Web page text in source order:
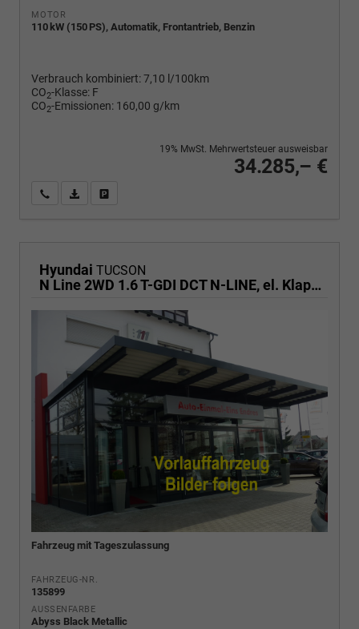
MOTOR
110 kW (150 PS), Automatik, Frontantrieb, Benzin
Verbrauch kombiniert:7,10 l/100km
CO2-Klasse: F
CO2-Emissionen: 160,00 g/km
34.285,– €
19% MwSt. Mehrwertsteuer ausweisbar
Wir rufen Sie anPDF-Fahrzeugexposé drucken
Hyundai TUCSON
N Line 2WD 1.6 T-GDI DCT N-LINE, el. Klappe, Navi, Kamera, Side, Winter
Fahrzeug mit Tageszulassung
FAHRZEUG-NR.
135899
AUSSENFARBE
Abyss Black Metallic